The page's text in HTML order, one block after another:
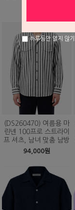
(DS260470) 여름용 마
린넨 100프로 스트라이
프 셔츠, 남녀 맞춤 남방
94,000원
하루동안 열지 않기